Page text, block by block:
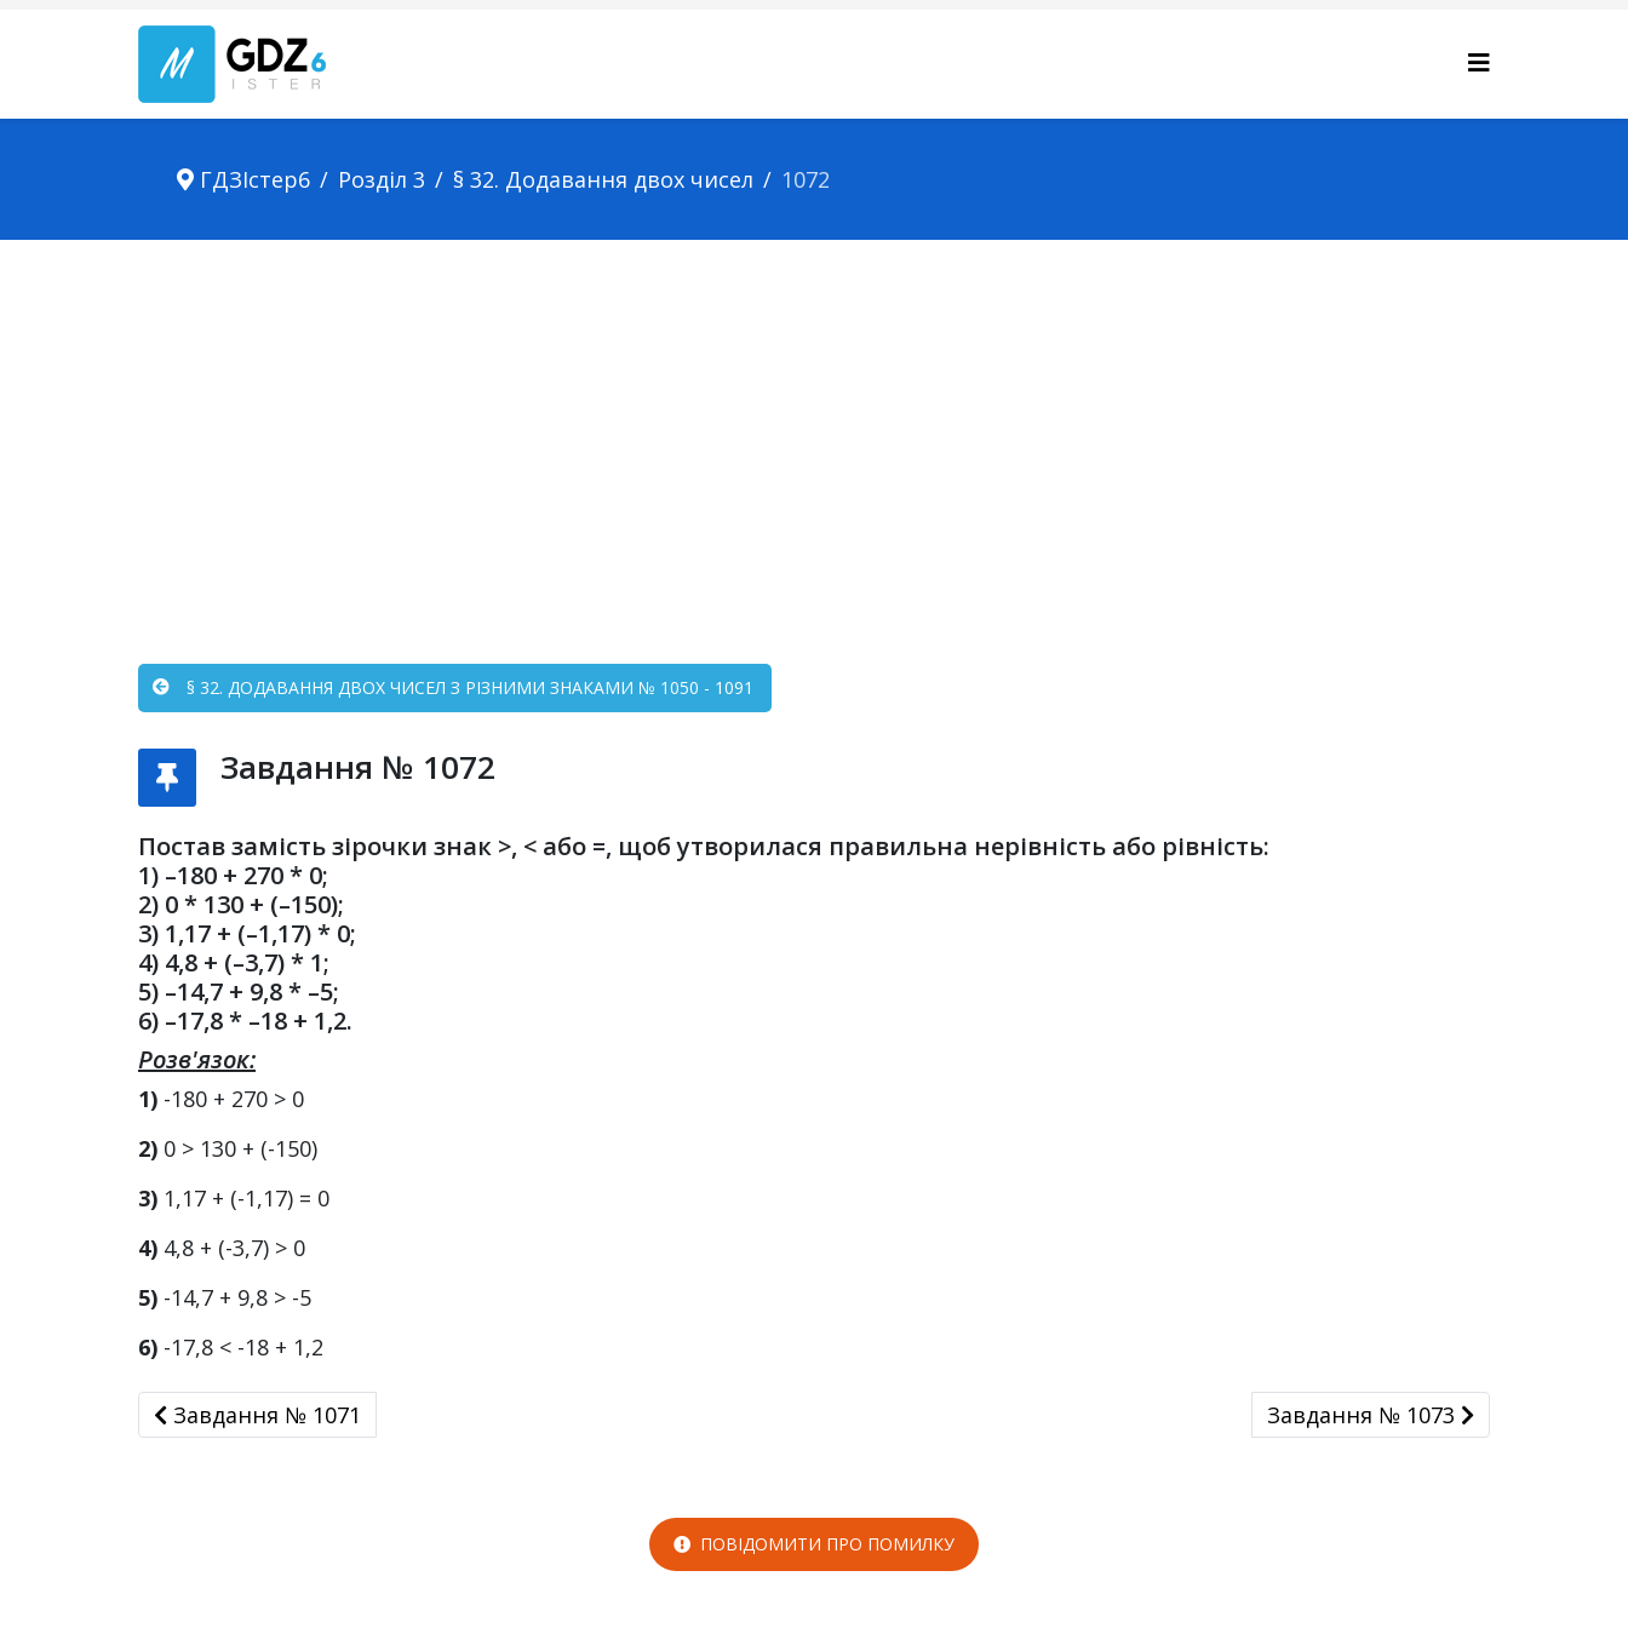
ГДЗІстер6 Розділ 3 § 32. Додавання двох чисел 1072
§ 32. ДОДАВАННЯ ДВОХ ЧИСЕЛ З РІЗНИМИ ЗНАКАМИ № 1050 - 1091
Завдання № 1072
Постав замість зірочки знак >, < або =, щоб утворилася правильна нерівність або рівність:
1) –180 + 270 * 0;
2) 0 * 130 + (–150);
3) 1,17 + (–1,17) * 0;
4) 4,8 + (–3,7) * 1;
5) –14,7 + 9,8 * –5;
6) –17,8 * –18 + 1,2.
Розв'язок:
1) -180 + 270 > 0
2) 0 > 130 + (-150)
3) 1,17 + (-1,17) = 0
4) 4,8 + (-3,7) > 0
5) -14,7 + 9,8 > -5
6) -17,8 < -18 + 1,2
Завдання № 1071
Завдання № 1071 Завдання № 1073
Завдання № 1073
ПОВІДОМИТИ ПРО ПОМИЛКУ